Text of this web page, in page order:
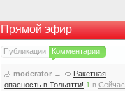
Прямой эфир
Публикации Комментарии
moderator →
Ракетная
опасность в Тольятти! 1 в Сейчас